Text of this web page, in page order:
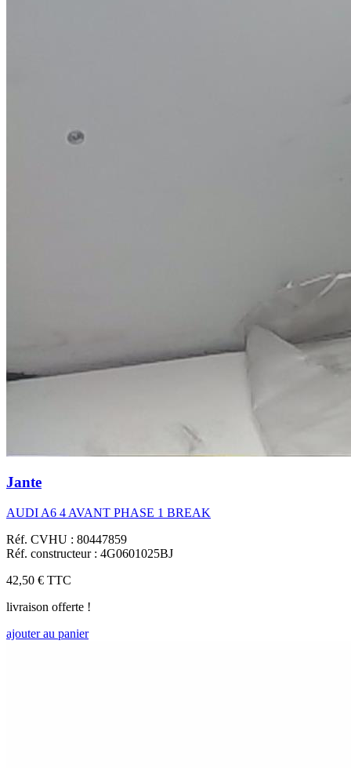
Jante
AUDI A6 4 AVANT PHASE 1 BREAK
Réf. CVHU : 80447859
Réf. constructeur : 4G0601025BJ
42,50 € TTC
livraison offerte !
ajouter au panier